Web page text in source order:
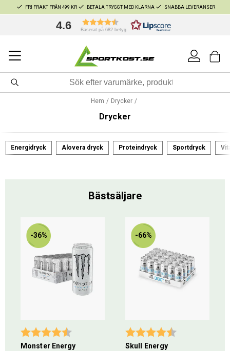
FRI FRAKT FRÅN 499 KR BETALA TRYGGT MED KLARNA SNABBA LEVERANSER
4.6 Baserat på 682 betyg
Hem Drycker
Drycker
Energidryck Alovera dryck Proteindryck Sportdryck
Bästsäljare
stjärnor
-36%
Betyg: 4.8 utav 5 stjärnor
Monster Energy
-66%
Betyg:
Skull Energy